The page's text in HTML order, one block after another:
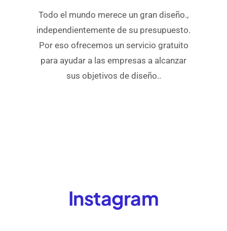
Todo el mundo merece un gran diseño.,
independientemente de su presupuesto.
Por eso ofrecemos un servicio gratuito
para ayudar a las empresas a alcanzar
sus objetivos de diseño..
Instagram